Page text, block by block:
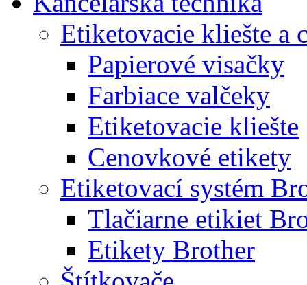
Etiketovacie kliešte a
Papierové visačky
Farbiace valčeky
Etiketovacie kliešte
Cenovkové etikety
Etiketovací systém
Tlačiarne etikiet
Etikety Brother